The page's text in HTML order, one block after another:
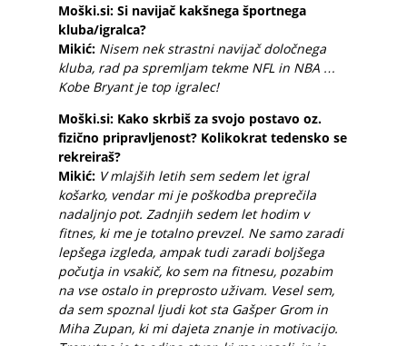
Moški.si: Si navijač kakšnega športnega
kluba/igralca?
Mikić: Nisem nek strastni navijač določnega
kluba, rad pa spremljam tekme NFL in NBA …
Kobe Bryant je top igralec!
Moški.si: Kako skrbiš za svojo postavo oz.
fizično pripravljenost? Kolikokrat tedensko se
rekreiraš?
Mikić: V mlajših letih sem sedem let igral
košarko, vendar mi je poškodba preprečila
nadaljnjo pot. Zadnjih sedem let hodim v
fitnes, ki me je totalno prevzel. Ne samo zaradi
lepšega izgleda, ampak tudi zaradi boljšega
počutja in vsakič, ko sem na fitnesu, pozabim
na vse ostalo in preprosto uživam. Vesel sem,
da sem spoznal ljudi kot sta Gašper Grom in
Miha Zupan, ki mi dajeta znanje in motivacijo.